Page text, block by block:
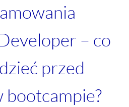
– co
przed
bootcampie?